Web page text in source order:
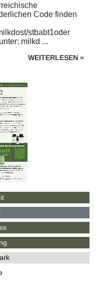
Code finden
stbabt1oder
milkd ...
WEITERLESEN »